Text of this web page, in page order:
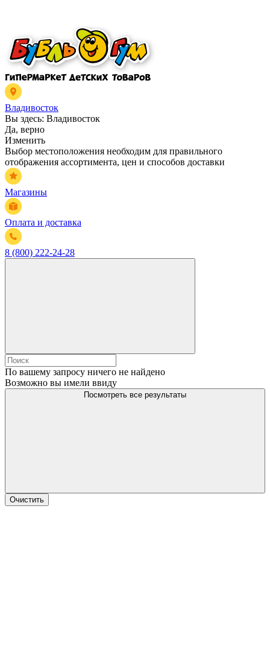
Владивосток
Вы здесь: Владивосток
Да, верно
Изменить
Выбор местоположения необходим для правильного
отображения ассортимента, цен и способов доставки
Магазины
Оплата и доставка
8 (800) 222-24-28
По вашему запросу ничего не найдено
Возможно вы имели ввиду
Посмотреть все результаты
Очистить